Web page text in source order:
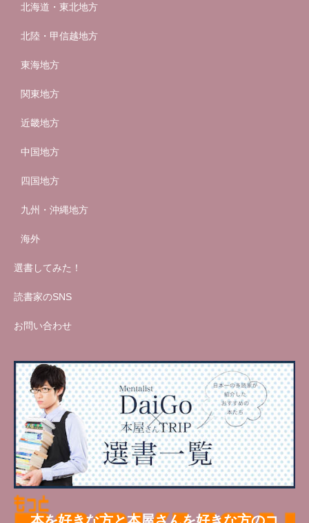
北海道・東北地方
北陸・甲信越地方
東海地方
関東地方
近畿地方
中国地方
四国地方
九州・沖縄地方
海外
選書してみた！
読書家のSNS
お問い合わせ